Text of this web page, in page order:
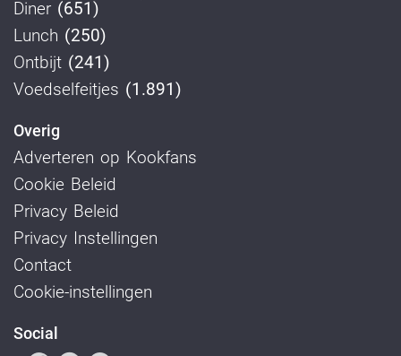
Diner (651)
Lunch (250)
Ontbijt (241)
Voedselfeitjes (1.891)
Overig
Adverteren op Kookfans
Cookie Beleid
Privacy Beleid
Privacy Instellingen
Contact
Cookie-instellingen
Social